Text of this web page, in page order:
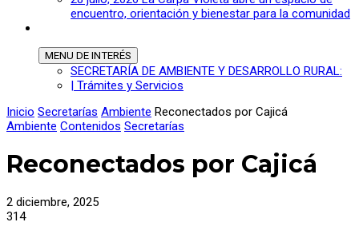
encuentro, orientación y bienestar para la comunidad
MENU DE INTERÉS
SECRETARÍA DE AMBIENTE Y DESARROLLO RURAL:
| Trámites y Servicios
Inicio Secretarías Ambiente Reconectados por Cajicá
Ambiente Contenidos Secretarías
Reconectados por Cajicá
2 diciembre, 2025
314